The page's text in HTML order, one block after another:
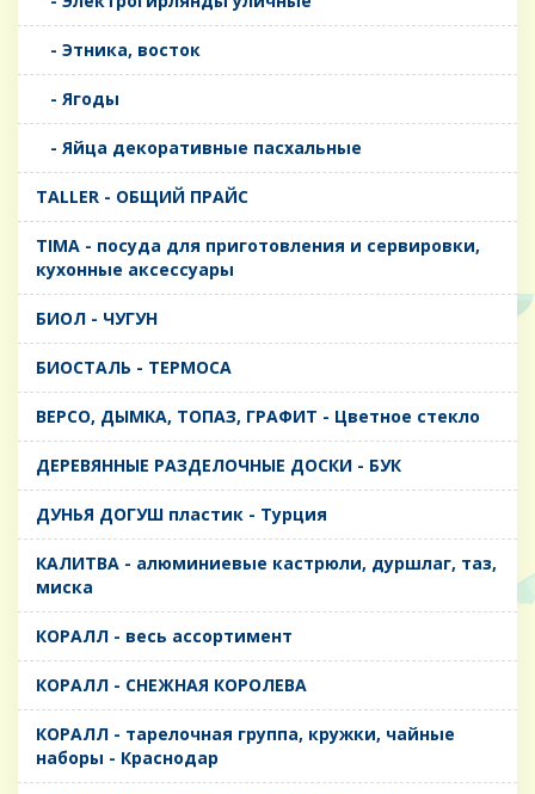
- Этника, восток
- Ягоды
- Яйца декоративные пасхальные
TALLER - ОБЩИЙ ПРАЙС
TIMA - посуда для приготовления и сервировки,
кухонные аксессуары
БИОЛ - ЧУГУН
БИОСТАЛЬ - ТЕРМОСА
ВЕРСО, ДЫМКА, ТОПАЗ, ГРАФИТ - Цветное стекло
ДЕРЕВЯННЫЕ РАЗДЕЛОЧНЫЕ ДОСКИ - БУК
ДУНЬЯ ДОГУШ пластик - Турция
КАЛИТВА - алюминиевые кастрюли, дуршлаг, таз,
миска
КОРАЛЛ - весь ассортимент
КОРАЛЛ - СНЕЖНАЯ КОРОЛЕВА
КОРАЛЛ - тарелочная группа, кружки, чайные
наборы - Краснодар